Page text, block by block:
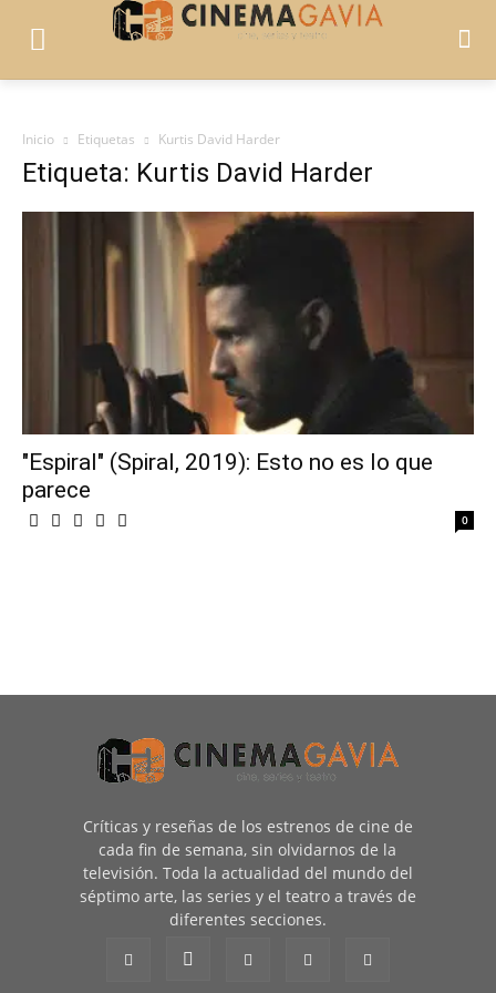
Inicio Etiquetas Kurtis David Harder
Etiqueta: Kurtis David Harder
"Espiral" (Spiral, 2019): Esto no es lo que
parece
0
Críticas y reseñas de los estrenos de cine de
cada fin de semana, sin olvidarnos de la
televisión. Toda la actualidad del mundo del
séptimo arte, las series y el teatro a través de
diferentes secciones.